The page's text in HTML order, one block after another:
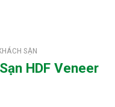
SẠN
HDF Veneer